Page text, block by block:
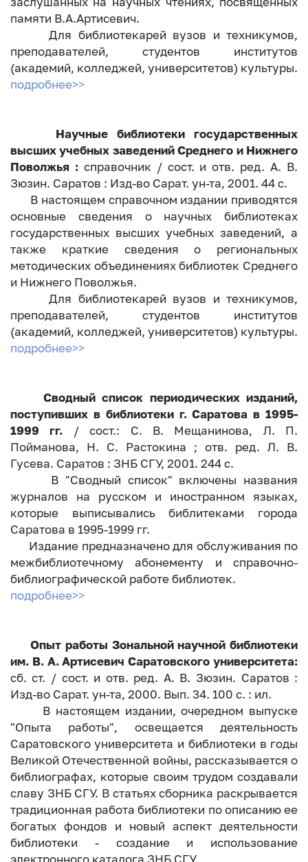
памяти В.А.Артисевич.
Для библиотекарей вузов и техникумов,
преподавателей, студентов институтов
(академий, колледжей, университетов) культуры.
подробнее>>
Научные библиотеки государственных
высших учебных заведений Среднего и Нижнего
Поволжья : справочник / сост. и отв. ред. А. В.
Зюзин. Саратов : Изд-во Сарат. ун-та, 2001. 44 с.
В настоящем справочном издании приводятся
основные сведения о научных библиотеках
государственных высших учебных заведений, а
также краткие сведения о региональных
методических объединениях библиотек Среднего
и Нижнего Поволжья.
Для библиотекарей вузов и техникумов,
преподавателей, студентов институтов
(академий, колледжей, университетов) культуры.
подробнее>>
Сводный список периодических изданий,
поступивших в библиотеки г. Саратова в 1995-
1999 гг.
/ сост.: С. В. Мещанинова, Л. П.
Пойманова, Н. С. Растокина ; отв. ред. Л. В.
Гусева. Саратов : ЗНБ СГУ, 2001. 244 с.
В "Сводный список" включены названия
журналов на русском и иностранном языках,
которые выписывались библитеками города
Саратова в 1995-1999 гг.
Издание предназначено для обслуживания по
межбиблиотечному абонементу и справочно-
библиографической работе библиотек.
подробнее>>
Опыт работы Зональной научной библиотеки
им. В. А. Артисевич Саратовского университета:
сб. ст. / сост. и отв. ред. А. В. Зюзин. Саратов :
Изд-во Сарат. ун-та, 2000. Вып. 34. 100 с. : ил.
В настоящем издании, очередном выпуске
"Опыта работы", освещается деятельность
Саратовского университета и библиотеки в годы
Великой Отечественной войны, рассказывается о
библиографах, которые своим трудом создавали
славу ЗНБ СГУ. В статьях сборника раскрывается
традиционная работа библиотеки по описанию ее
богатых фондов и новый аспект деятельности
библиотеки - создание и использование